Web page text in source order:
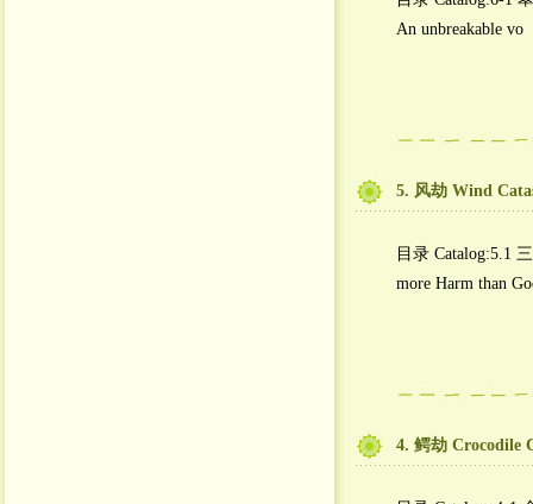
An unbreakable vo
5. 风劫 Wind
目录 Catalog:5.1
more Harm than
4. 鳄劫 Crocodile